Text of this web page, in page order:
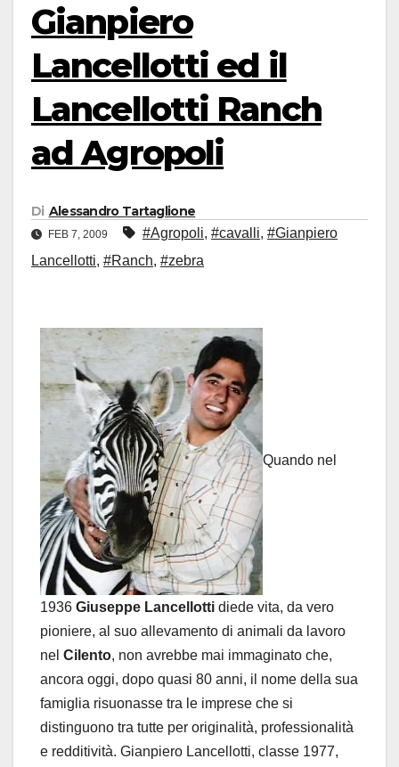
Gianpiero
Lancellotti ed il
Lancellotti Ranch
ad Agropoli
Di Alessandro Tartaglione
FEB 7, 2009 #Agropoli, #cavalli, #Gianpiero
Lancellotti, #Ranch, #zebra
Quando nel
1936 Giuseppe Lancellotti diede vita, da vero
pioniere, al suo allevamento di animali da lavoro
nel Cilento, non avrebbe mai immaginato che,
ancora oggi, dopo quasi 80 anni, il nome della sua
famiglia risuonasse tra le imprese che si
distinguono tra tutte per originalità, professionalità
e redditività. Gianpiero Lancellotti, classe 1977,